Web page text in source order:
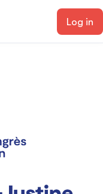
Log in